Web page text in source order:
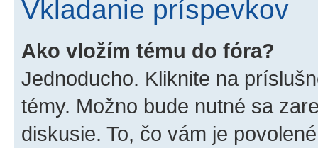
Vkladanie príspevkov
Ako vložím tému do fóra?
Jednoducho. Kliknite na
témy. Možno bude nutné sa
diskusie. To, čo vám je